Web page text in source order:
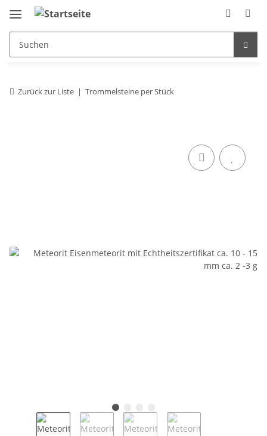
Zurück zur Liste Trommelsteine per Stück